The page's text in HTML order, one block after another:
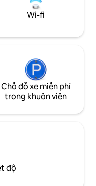
khử
quần
dã
để
trần
đi
cùng
nhà
cửa nhà bạn. Từ
điểm biểu diễn
Wi-fi
Chỗ đỗ xe miễn phí
trong khuôn viên
độ